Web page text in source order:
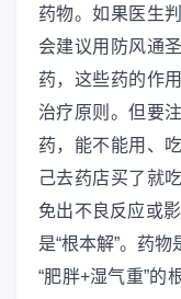
药物。如果医生
会建议用防风通
药，这些药的作
治疗原则。但要
药，能不能用、
己去药店买了就
免出不良反应或
是“根本解”。药
“肥胖+湿气重”的